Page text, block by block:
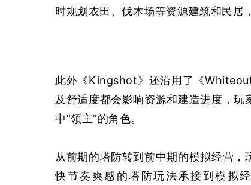
时规划农田、伐木场等资源建筑和民居
此外《Kingshot》还沿用了《
及舒适度都会影响资源和建造进度，
中“领主”的角色。
从前期的塔防转到前中期的模拟经营
快节奏爽感的塔防玩法承接到模拟